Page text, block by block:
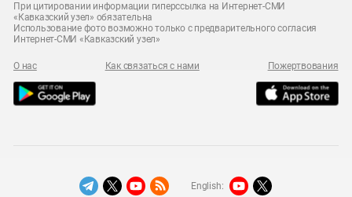
При цитировании информации гиперссылка на Интернет-СМИ
«Кавказский узел» обязательна
Использование фото возможно только с предварительного согласия
Интернет-СМИ «Кавказский узел»
О нас Как связаться с нами Пожертвования
English: